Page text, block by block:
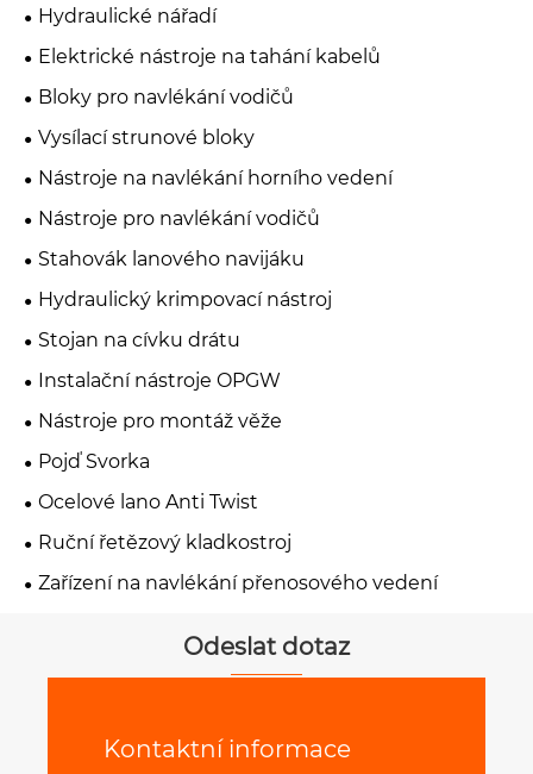
Hydraulické nářadí
Elektrické nástroje na tahání kabelů
Bloky pro navlékání vodičů
Vysílací strunové bloky
Nástroje na navlékání horního vedení
Nástroje pro navlékání vodičů
Stahovák lanového navijáku
Hydraulický krimpovací nástroj
Stojan na cívku drátu
Instalační nástroje OPGW
Nástroje pro montáž věže
Pojď Svorka
Ocelové lano Anti Twist
Ruční řetězový kladkostroj
Zařízení na navlékání přenosového vedení
Odeslat dotaz
Kontaktní informace